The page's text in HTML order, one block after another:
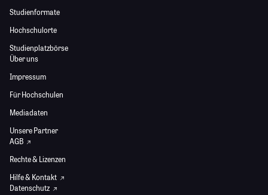
Studienformate
Hochschulorte
Studienplatzbörse
Über uns
Impressum
Für Hochschulen
Mediadaten
Unsere Partner
AGB
Rechte & Lizenzen
Hilfe & Kontakt
Datenschutz